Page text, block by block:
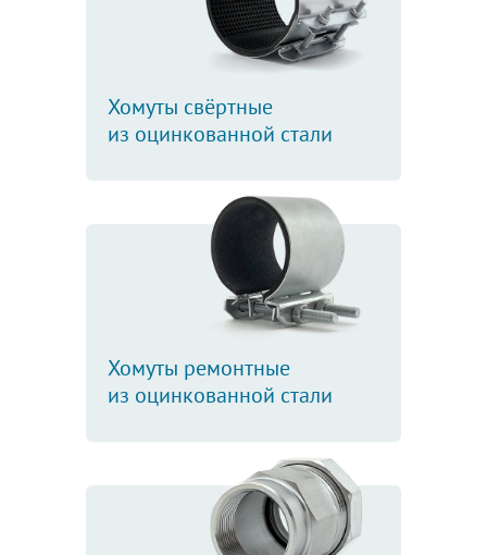
Хомуты свёртные
из оцинкованной стали
Хомуты ремонтные
из оцинкованной стали